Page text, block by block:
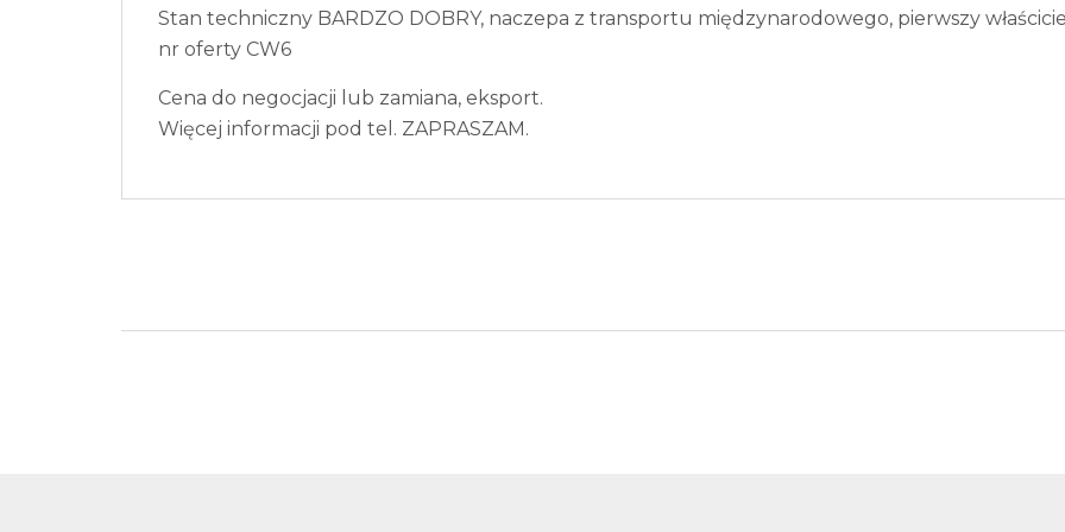
Stan techniczny BARDZO DOBRY, naczepa z transportu międzynarodowego, pierwszy
nr oferty CW6
Cena do negocjacji lub zamiana, eksport.
Więcej informacji pod tel. ZAPRASZAM.